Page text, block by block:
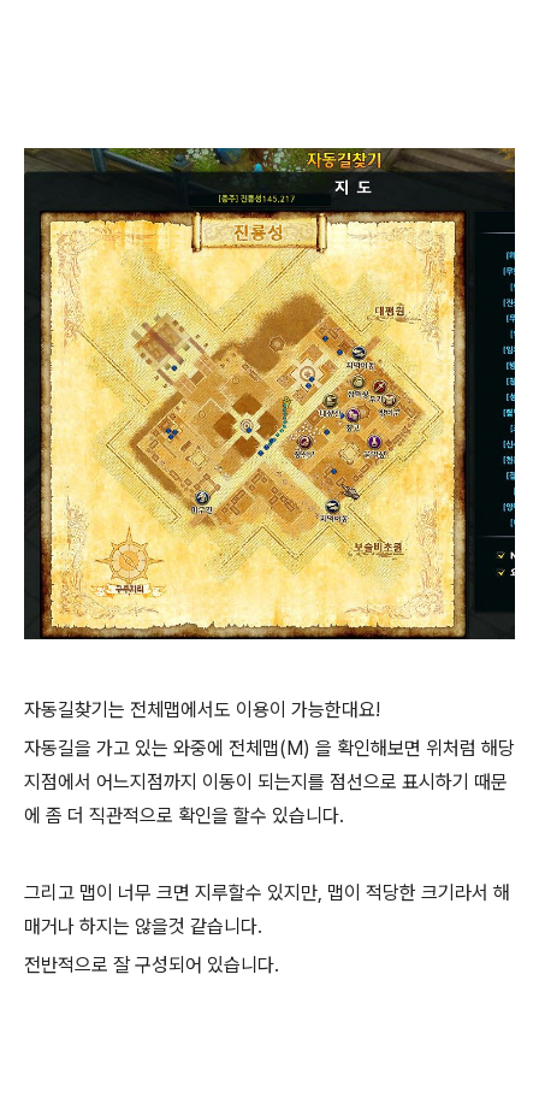
자동길찾기는 전체맵에서도 이용이 가능한대요!
자동길을 가고 있는 와중에 전체맵(M) 을 확인해보면 위처럼 해당
지점에서 어느지점까지 이동이 되는지를 점선으로 표시하기 때문
에 좀 더 직관적으로 확인을 할수 있습니다.
그리고 맵이 너무 크면 지루할수 있지만, 맵이 적당한 크기라서 해
매거나 하지는 않을것 같습니다.
전반적으로 잘 구성되어 있습니다.